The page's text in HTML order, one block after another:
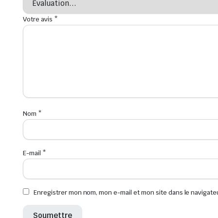
Votre avis *
Nom *
E-mail *
Enregistrer mon nom, mon e-mail et mon site dans le